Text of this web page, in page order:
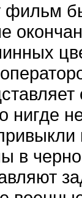
фильм
нигде
в